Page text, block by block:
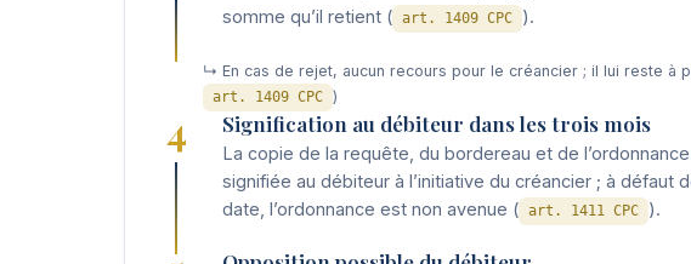
somme qu’il retient ( art. 1409 CPC ).
↳ En cas de rejet, aucun recours pour le créancier ; il lui reste à
art. 1409 CPC )
4 Signification au débiteur dans les trois mois
La copie de la requête, du bordereau et de
signifiée au débiteur à l’initiative du créancier ; à défaut
date, l’ordonnance est non avenue ( art. 1411 CPC ).